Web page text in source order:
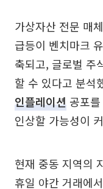
가상자산 전문 매
급등이 벤치마크
축되고, 글로벌 주
할 수 있다고 분석
인플레이션 공포
인상할 가능성이
현재 중동 지역의
휴일 야간 거래에